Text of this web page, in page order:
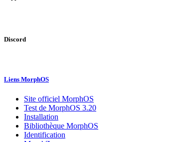
Discord
Liens MorphOS
Site officiel MorphOS
Test de MorphOS 3.20
Installation
Bibliothèque MorphOS
Identification